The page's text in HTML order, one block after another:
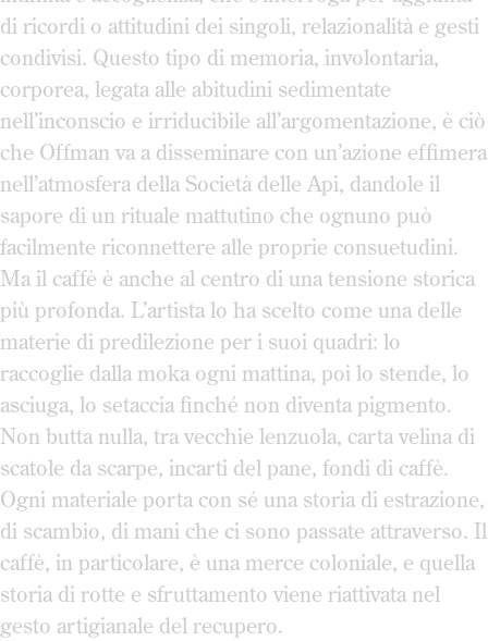
di ricordi o attitudini dei singoli, relazionalità e gesti
condivisi. Questo tipo di memoria, involontaria,
corporea, legata alle abitudini sedimentate
nell’inconscio e irriducibile all’argomentazione, è ciò
che Offman va a disseminare con un’azione effimera
nell’atmosfera della Società delle Api, dandole il
sapore di un rituale mattutino che ognuno può
facilmente riconnettere alle proprie consuetudini.
Ma il caffè è anche al centro di una tensione storica
più profonda. L’artista lo ha scelto come una delle
materie di predilezione per i suoi quadri: lo
raccoglie dalla moka ogni mattina, poi lo stende, lo
asciuga, lo setaccia finché non diventa pigmento.
Non butta nulla, tra vecchie lenzuola, carta velina di
scatole da scarpe, incarti del pane, fondi di caffè.
Ogni materiale porta con sé una storia di estrazione,
di scambio, di mani che ci sono passate attraverso. Il
caffè, in particolare, è una merce coloniale, e quella
storia di rotte e sfruttamento viene riattivata nel
gesto artigianale del recupero.